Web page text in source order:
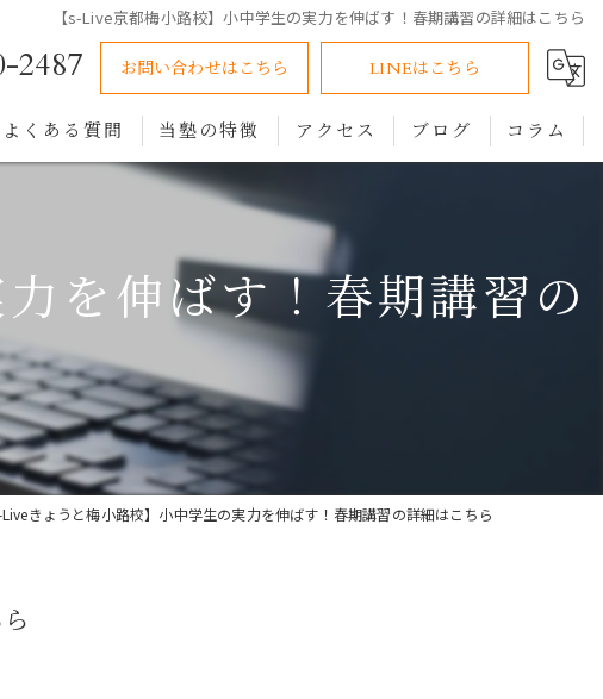
【s-Live京都梅小路校】小中学生の実力を伸ばす！春期講習の詳細はこちら
2487 お問い合わせはこちら LINEはこちら
よくある質問 当塾の特徴
中学生
高校生
オンライン
個別指導
アクセス ブログ コラム
を伸ばす！春期講習の
Liveきょうと梅小路校】小中学生の実力を伸ばす！春期講習の詳細はこちら